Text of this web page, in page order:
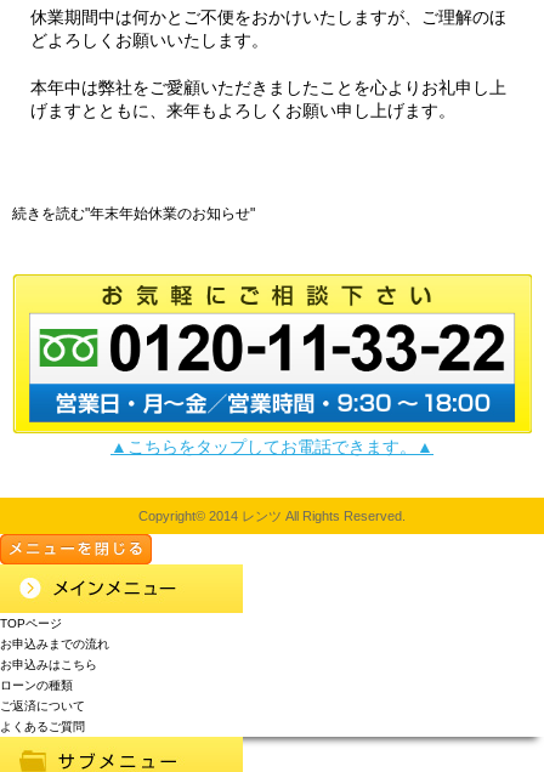
休業期間中は何かとご不便をおかけいたしますが、ご理解のほ
どよろしくお願いいたします。
本年中は弊社をご愛顧いただきましたことを心よりお礼申し上
げますとともに、来年もよろしくお願い申し上げます。
続きを読む"年末年始休業のお知らせ"
▲こちらをタップしてお電話できます。▲
Copyright© 2014 レンツ All Rights Reserved.
TOPページ
お申込みまでの流れ
お申込みはこちら
ローンの種類
ご返済について
よくあるご質問